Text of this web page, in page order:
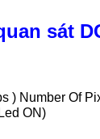
sát
) Number Of
ON)